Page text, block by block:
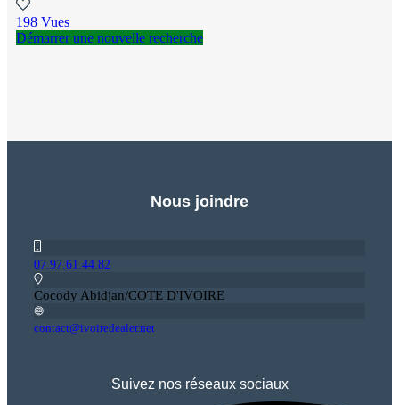
198 Vues
Démarrer une nouvelle recherche
Nous joindre
07.97.61.44.82
Cocody Abidjan/COTE D'IVOIRE
contact@ivoiredealer.net
Suivez nos réseaux sociaux